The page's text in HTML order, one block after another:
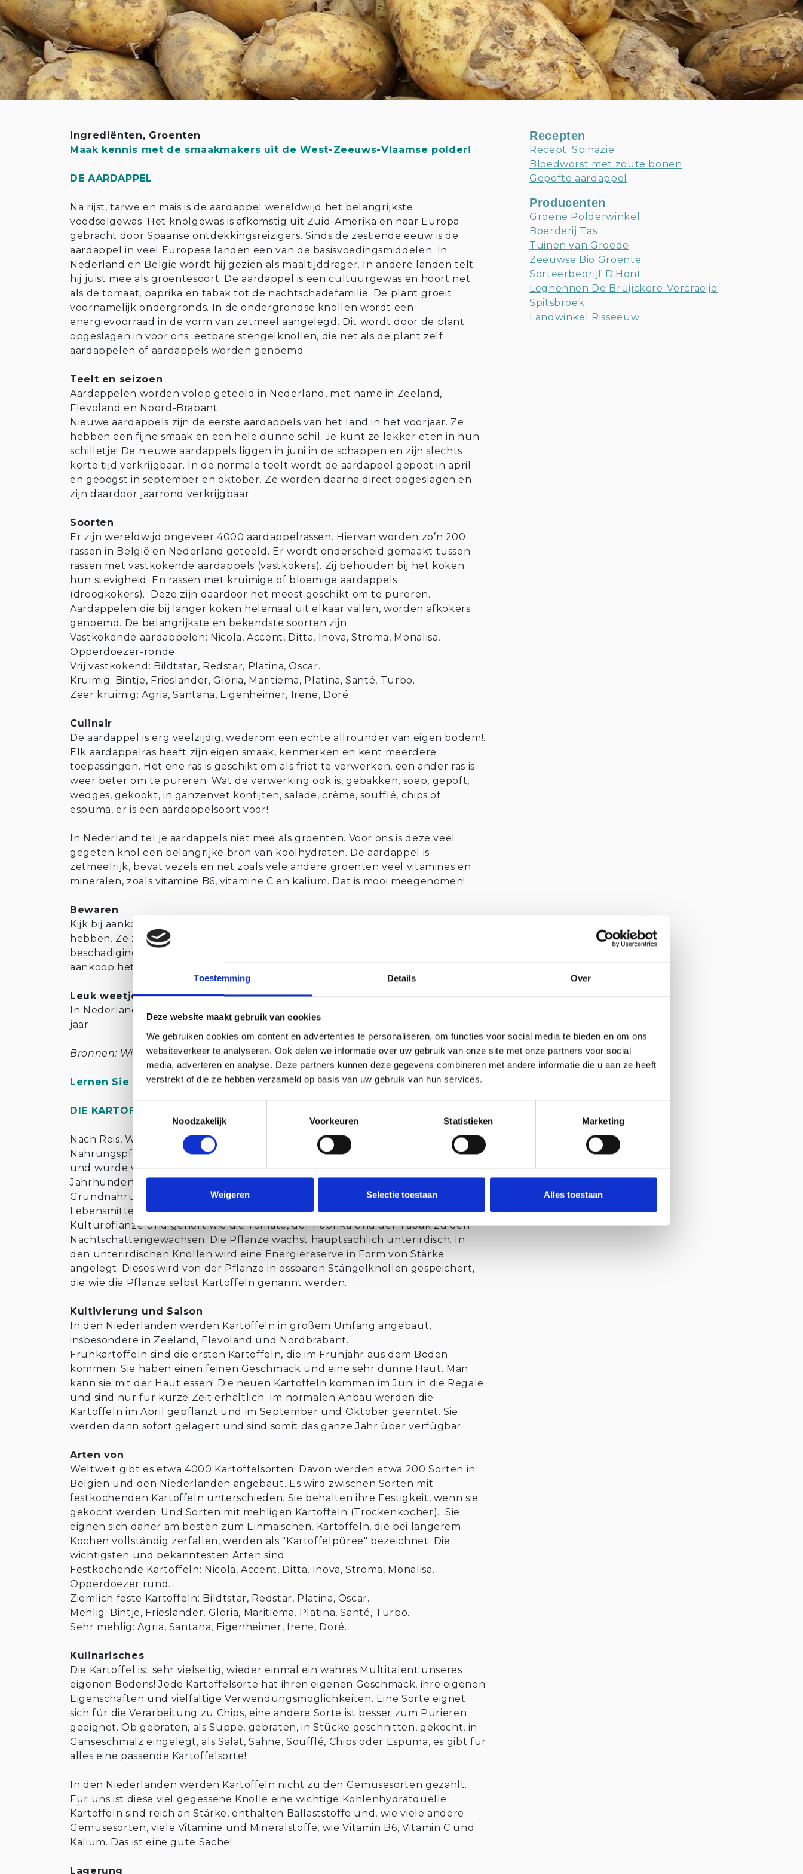
Toestemming Details Over
Deze website maakt gebruik van cookies
We gebruiken cookies om content en advertenties te personaliseren, om functies voor social media te bieden en om ons
websiteverkeer te analyseren. Ook delen we informatie over uw gebruik van onze site met onze partners voor social
media, adverteren en analyse. Deze partners kunnen deze gegevens combineren met andere informatie die u aan ze heeft
verstrekt of die ze hebben verzameld op basis van uw gebruik van hun services.
Toestemmingsselectie
Noodzakelijk
Voorkeuren Statistieken Marketing
Weigeren Selectie toestaan Alles toestaan
Ingrediënten, Groenten
Maak kennis met de smaakmakers uit de West-Zeeuws-Vlaamse polder!
DE AARDAPPEL
Na rijst, tarwe en mais is de aardappel wereldwijd het belangrijkste
voedselgewas. Het knolgewas is afkomstig uit Zuid-Amerika en naar Europa
gebracht door Spaanse ontdekkingsreizigers. Sinds de zestiende eeuw is de
aardappel in veel Europese landen een van de basisvoedingsmiddelen. In
Nederland en België wordt hij gezien als maaltijddrager. In andere landen telt
hij juist mee als groentesoort. De aardappel is een cultuurgewas en hoort net
als de tomaat, paprika en tabak tot de nachtschadefamilie. De plant groeit
voornamelijk ondergronds. In de ondergrondse knollen wordt een
energievoorraad in de vorm van zetmeel aangelegd. Dit wordt door de plant
opgeslagen in voor ons eetbare stengelknollen, die net als de plant zelf
aardappelen of aardappels worden genoemd.
Teelt en seizoen
Aardappelen worden volop geteeld in Nederland, met name in Zeeland,
Flevoland en Noord-Brabant.
Nieuwe aardappels zijn de eerste aardappels van het land in het voorjaar. Ze
hebben een fijne smaak en een hele dunne schil. Je kunt ze lekker eten in hun
schilletje! De nieuwe aardappels liggen in juni in de schappen en zijn slechts
korte tijd verkrijgbaar. In de normale teelt wordt de aardappel gepoot in april
en geoogst in september en oktober. Ze worden daarna direct opgeslagen en
zijn daardoor jaarrond verkrijgbaar.
Soorten
Er zijn wereldwijd ongeveer 4000 aardappelrassen. Hiervan worden zo’n 200
rassen in België en Nederland geteeld. Er wordt onderscheid gemaakt tussen
rassen met vastkokende aardappels (vastkokers). Zij behouden bij het koken
hun stevigheid. En rassen met kruimige of bloemige aardappels
(droogkokers). Deze zijn daardoor het meest geschikt om te pureren.
Aardappelen die bij langer koken helemaal uit elkaar vallen, worden afkokers
genoemd. De belangrijkste en bekendste soorten zijn:
Vastkokende aardappelen: Nicola, Accent, Ditta, Inova, Stroma, Monalisa,
Opperdoezer-ronde.
Vrij vastkokend: Bildtstar, Redstar, Platina, Oscar.
Kruimig: Bintje, Frieslander, Gloria, Maritiema, Platina, Santé, Turbo.
Zeer kruimig: Agria, Santana, Eigenheimer, Irene, Doré.
Culinair
De aardappel is erg veelzijdig, wederom een echte allrounder van eigen bodem!.
Elk aardappelras heeft zijn eigen smaak, kenmerken en kent meerdere
toepassingen. Het ene ras is geschikt om als friet te verwerken, een ander ras is
weer beter om te pureren. Wat de verwerking ook is, gebakken, soep, gepoft,
wedges, gekookt, in ganzenvet konfijten, salade, crème, soufflé, chips of
espuma, er is een aardappelsoort voor!
In Nederland tel je aardappels niet mee als groenten. Voor ons is deze veel
gegeten knol een belangrijke bron van koolhydraten. De aardappel is
zetmeelrijk, bevat vezels en net zoals vele andere groenten veel vitamines en
mineralen, zoals vitamine B6, vitamine C en kalium. Dat is mooi meegenomen!
Bewaren
Kijk bij aankoop of de aardappels een stevige, mooie, heldere gele (of rode) huid
hebben. Ze zijn minder goed als ze slap zijn, zuur ruiken, uitlopers,
beschadigingen en groene of blauwe plekken hebben. Je kunt aardappels na
aankoop het beste op een koele, donkere en droge plek bewaren.
Leuk weetje!
In Nederland eten we per persoon gemiddeld wel 81 kilogram aardappels per
jaar.
Bronnen: Wikipedia, Voedingscentrum, Culi Advies
Lernen Sie die Aromen der Polder von West-Zeeuws-Vlaanderen kennen!
DIE KARTOFFEL
Nach Reis, Weizen und Mais ist die Kartoffel weltweit die wichtigste
Nahrungspflanze. Die Knollenpflanze stammt ursprünglich aus Südamerika
und wurde von spanischen Entdeckern nach Europa gebracht. Seit dem 16.
Jahrhundert ist die Kartoffel in vielen europäischen Ländern ein
Grundnahrungsmittel. In den Niederlanden und Belgien gilt er als
Lebensmittel. In anderen Ländern gilt er als Gemüse. Die Kartoffel ist eine
Kulturpflanze und gehört wie die Tomate, der Paprika und der Tabak zu den
Nachtschattengewächsen. Die Pflanze wächst hauptsächlich unterirdisch. In
den unterirdischen Knollen wird eine Energiereserve in Form von Stärke
angelegt. Dieses wird von der Pflanze in essbaren Stängelknollen gespeichert,
die wie die Pflanze selbst Kartoffeln genannt werden.
Kultivierung und Saison
In den Niederlanden werden Kartoffeln in großem Umfang angebaut,
insbesondere in Zeeland, Flevoland und Nordbrabant.
Frühkartoffeln sind die ersten Kartoffeln, die im Frühjahr aus dem Boden
kommen. Sie haben einen feinen Geschmack und eine sehr dünne Haut. Man
kann sie mit der Haut essen! Die neuen Kartoffeln kommen im Juni in die Regale
und sind nur für kurze Zeit erhältlich. Im normalen Anbau werden die
Kartoffeln im April gepflanzt und im September und Oktober geerntet. Sie
werden dann sofort gelagert und sind somit das ganze Jahr über verfügbar.
Arten von
Weltweit gibt es etwa 4000 Kartoffelsorten. Davon werden etwa 200 Sorten in
Belgien und den Niederlanden angebaut. Es wird zwischen Sorten mit
festkochenden Kartoffeln unterschieden. Sie behalten ihre Festigkeit, wenn sie
gekocht werden. Und Sorten mit mehligen Kartoffeln (Trockenkocher). Sie
eignen sich daher am besten zum Einmaischen. Kartoffeln, die bei längerem
Kochen vollständig zerfallen, werden als "Kartoffelpüree" bezeichnet. Die
wichtigsten und bekanntesten Arten sind
Festkochende Kartoffeln: Nicola, Accent, Ditta, Inova, Stroma, Monalisa,
Opperdoezer rund.
Ziemlich feste Kartoffeln: Bildtstar, Redstar, Platina, Oscar.
Mehlig: Bintje, Frieslander, Gloria, Maritiema, Platina, Santé, Turbo.
Sehr mehlig: Agria, Santana, Eigenheimer, Irene, Doré.
Kulinarisches
Die Kartoffel ist sehr vielseitig, wieder einmal ein wahres Multitalent unseres
eigenen Bodens! Jede Kartoffelsorte hat ihren eigenen Geschmack, ihre eigenen
Eigenschaften und vielfältige Verwendungsmöglichkeiten. Eine Sorte eignet
sich für die Verarbeitung zu Chips, eine andere Sorte ist besser zum Pürieren
geeignet. Ob gebraten, als Suppe, gebraten, in Stücke geschnitten, gekocht, in
Gänseschmalz eingelegt, als Salat, Sahne, Soufflé, Chips oder Espuma, es gibt für
alles eine passende Kartoffelsorte!
In den Niederlanden werden Kartoffeln nicht zu den Gemüsesorten gezählt.
Für uns ist diese viel gegessene Knolle eine wichtige Kohlenhydratquelle.
Kartoffeln sind reich an Stärke, enthalten Ballaststoffe und, wie viele andere
Gemüsesorten, viele Vitamine und Mineralstoffe, wie Vitamin B6, Vitamin C und
Kalium. Das ist eine gute Sache!
Lagerung
Recepten
Recept: Spinazie
Bloedworst met zoute bonen
Gepofte aardappel
Producenten
Groene Polderwinkel
Boerderij Tas
Tuinen van Groede
Zeeuwse Bio Groente
Sorteerbedrijf D'Hont
Leghennen De Bruijckere-Vercraeije
Spitsbroek
Landwinkel Risseeuw